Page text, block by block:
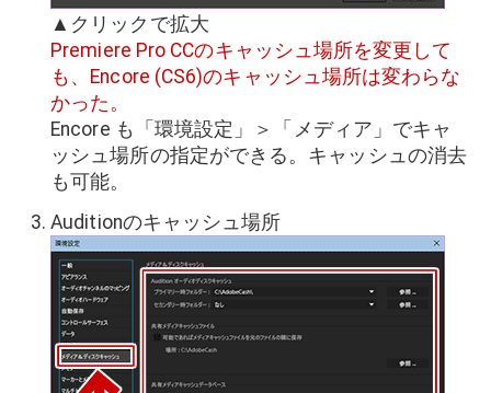
▲クリックで拡大
Premiere Pro CCのキャッシュ場所を変更して
も、Encore (CS6)のキャッシュ場所は変わらな
かった。
Encore も「環境設定」＞「メディア」でキャ
ッシュ場所の指定ができる。キャッシュの消去
も可能。
Auditionのキャッシュ場所